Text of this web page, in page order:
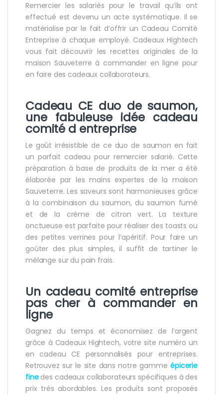
Remercier les salariés pour le travail qu’ils ont
effectué est devenu un acte systématique. Il se
matérialise par le fait d’offrir un Cadeau Comité
Entreprise à chaque employé. Cadeaux Hightech
vous fait découvrir les recettes originales de la
maison Sauveterre à commander en ligne pour
en faire des cadeaux collaborateurs.
Cadeau CE duo de saumon,
une fabuleuse idée cadeau
comité d entreprise
Le goût irrésistible de ce duo de saumon en fait
un parfait cadeau pour remercier salarié. Cette
préparation à base de produits de la mer a été
élaborée par les mains expertes de la maison
Sauveterre. Les saveurs sont harmonieuses grâce
à la combinaison du saumon, du saumon fumé
et de la crème de citron vert. La texture
onctueuse est parfaite pour réaliser des toasts ou
des petites verrines pour l’apéritif. Pour faire un
goûter des plus simples, il suffit de tartiner le
mélange sur du pain frais.
Un cadeau comité entreprise
pas cher à commander en
ligne
Gagnez du temps et économisez de l’argent
grâce à Cadeaux Hightech, votre site numéro un
en cadeau CE personnalisés pour entreprises.
Retrouvez sur le site dans notre gammeépicerie
fine des cadeaux collaborateurs spécifiques à des
prix très abordables. Les produits sont proposés